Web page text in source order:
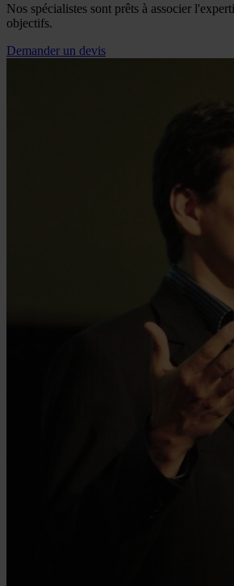
Nos spécialistes sont prêts à associer
objectifs.
Demander un devis